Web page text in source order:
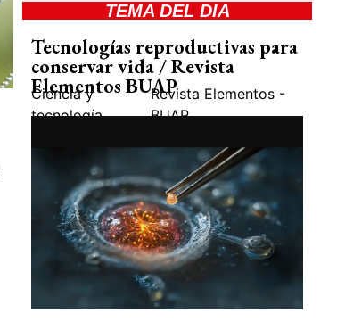
TEMA DEL DIA
Tecnologías reproductivas para
conservar vida / Revista
Elementos BUAP
Ciencia y
tecnología
Revista Elementos -
BUAP